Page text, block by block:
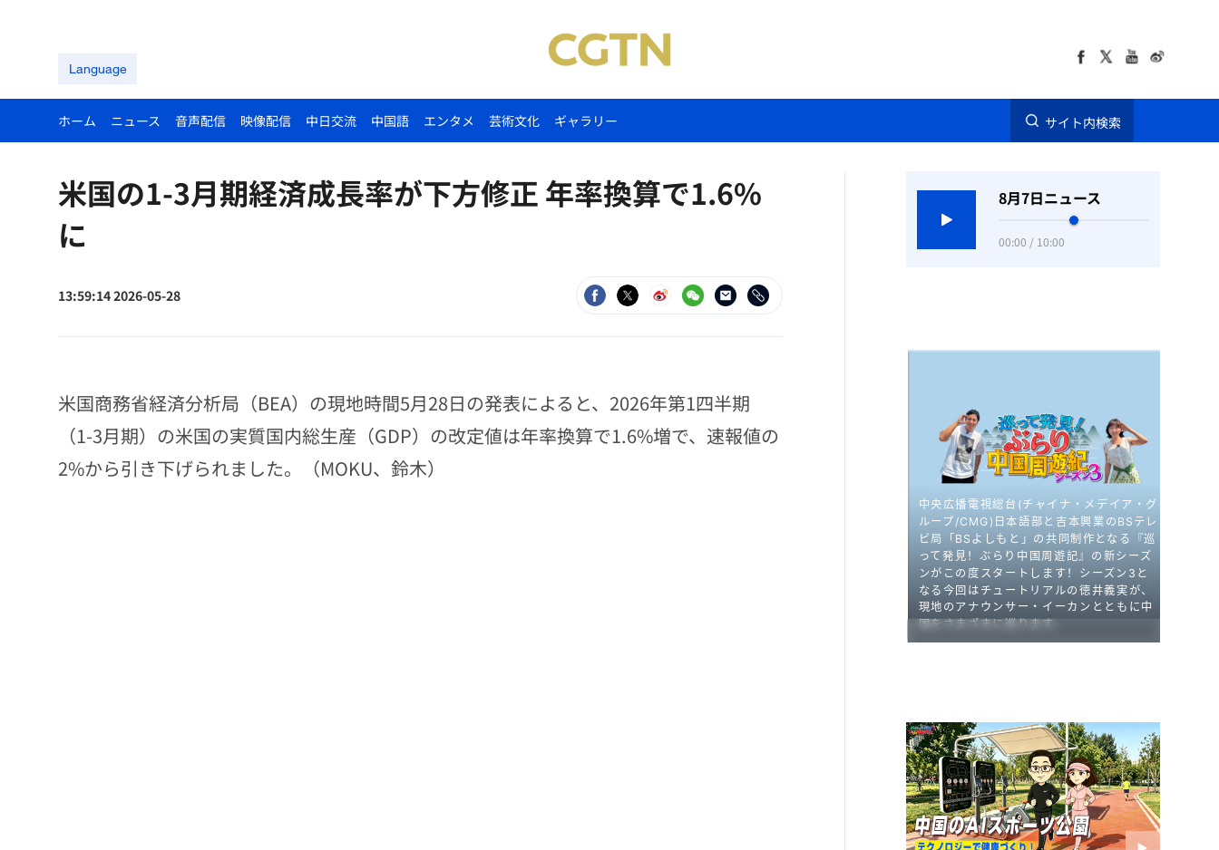
Language
ホーム ニュース 音声配信 映像配信 中日交流 中国語 エンタメ 芸術文化 ギャラリー サイト内検索
米国の1-3月期経済成長率が下方修正 年率換算で1.6%
に
13:59:14 2026-05-28
米国商務省経済分析局（BEA）の現地時間5月28日の発表によると、2026年第1四半期
（1-3月期）の米国の実質国内総生産（GDP）の改定値は年率換算で1.6%増で、速報値の
2%から引き下げられました。（MOKU、鈴木）
8月7日ニュース
00:00 / 10:00